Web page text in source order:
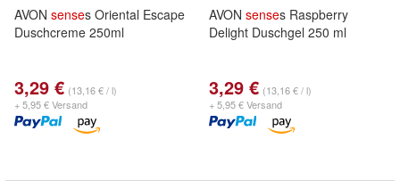
AVON senses Oriental Escape
Duschcreme 250ml
3,29 € (13,16 € / l)
+ 5,95 € Versand
AVON senses Raspberry
Delight Duschgel 250 ml
3,29 € (13,16 € / l)
+ 5,95 € Versand